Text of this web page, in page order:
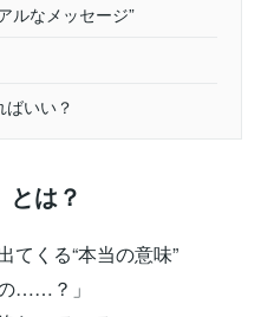
ルなメッセージ”
いい？
とは？
てくる“本当の意味”
……？」